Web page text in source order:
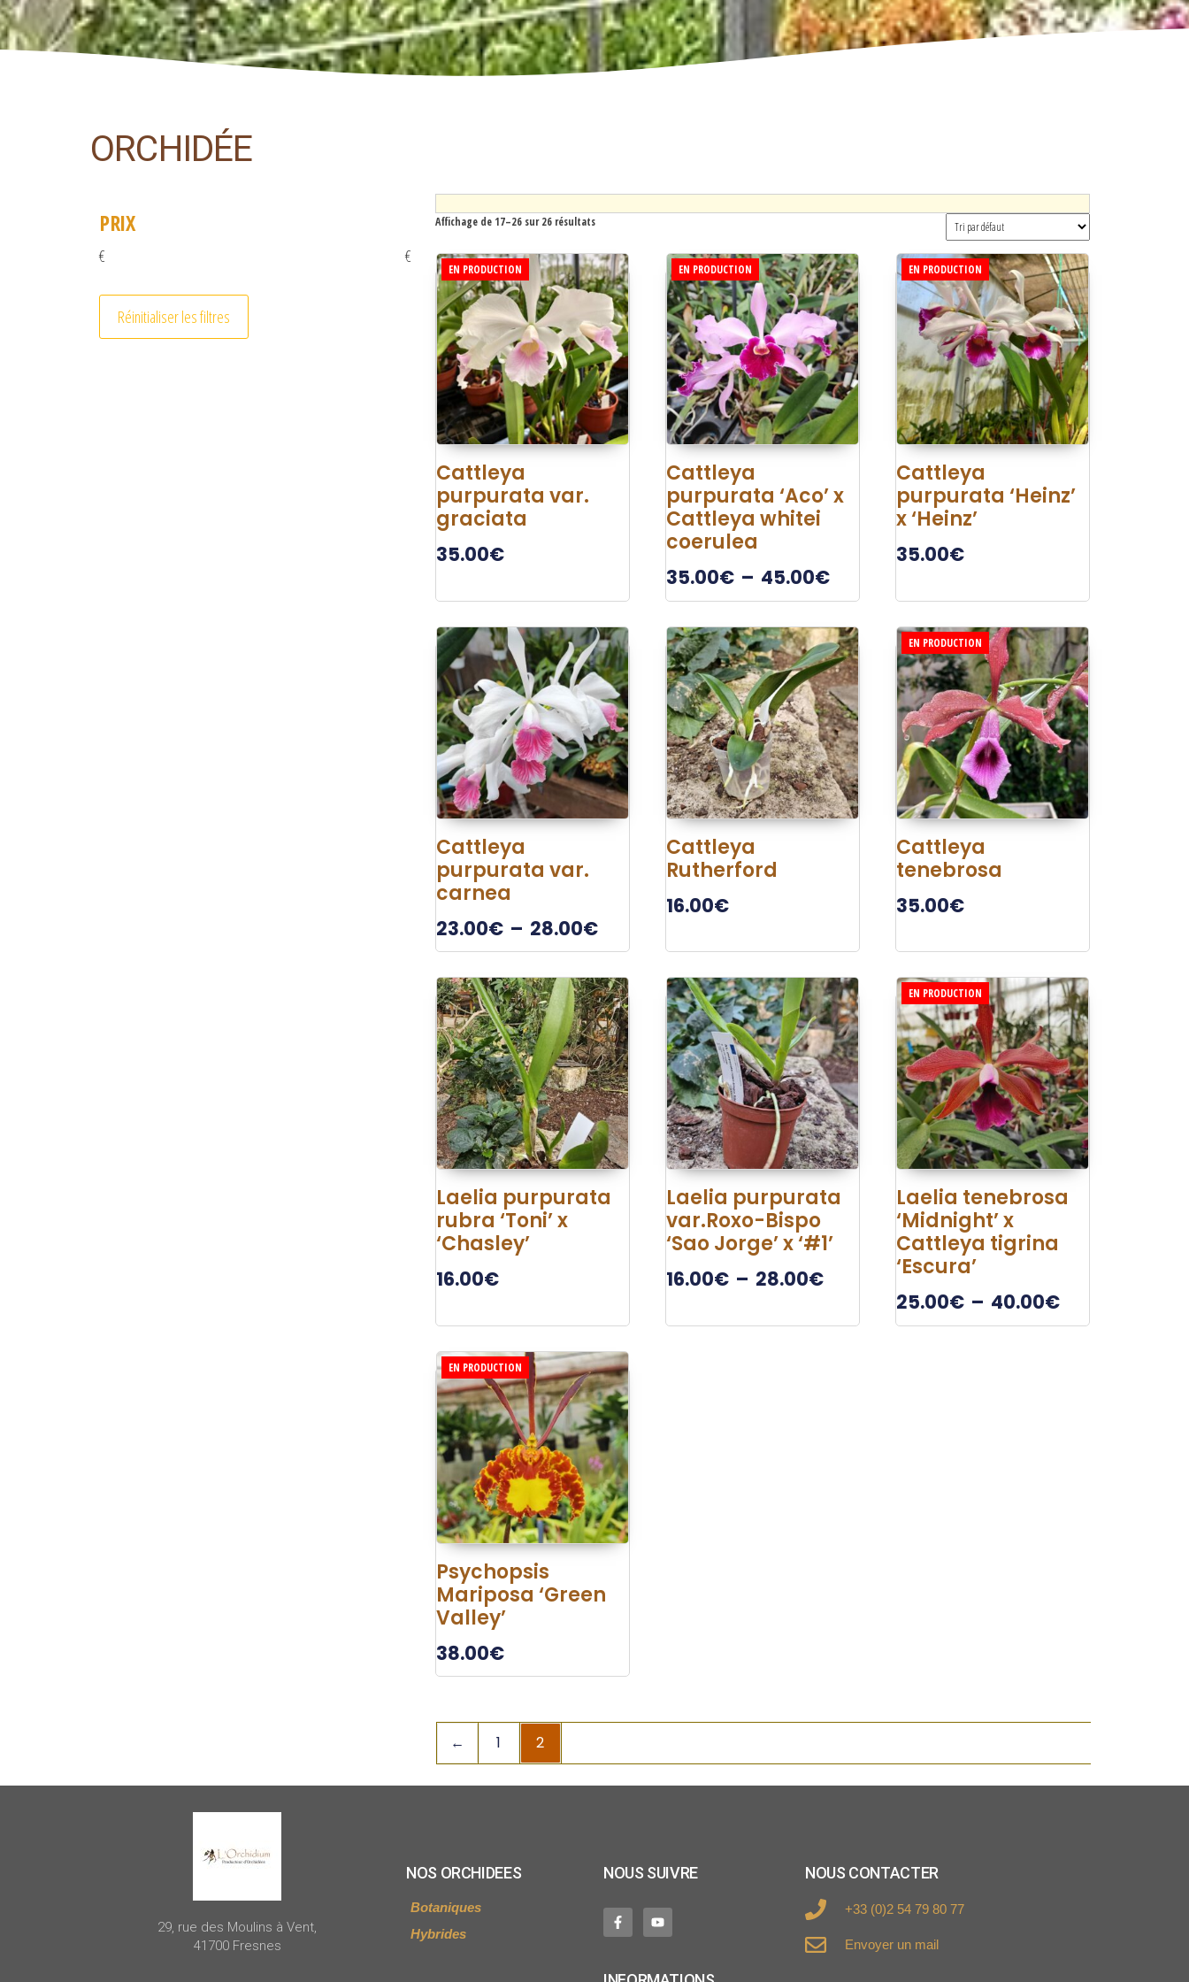
ORCHIDÉE
PRIX
€ €
Réinitialiser les filtres
Affichage de 17–26 sur 26 résultats
EN PRODUCTION
Cattleya
purpurata var.
graciata
35.00€
EN PRODUCTION
Cattleya
purpurata ‘Aco’ x
Cattleya whitei
coerulea
35.00€ – 45.00€
EN PRODUCTION
Cattleya
purpurata ‘Heinz’
x ‘Heinz’
35.00€
Cattleya
purpurata var.
carnea
23.00€ – 28.00€
Cattleya
Rutherford
16.00€
EN PRODUCTION
Cattleya
tenebrosa
35.00€
Laelia purpurata
rubra ‘Toni’ x
‘Chasley’
16.00€
Laelia purpurata
var.Roxo-Bispo
‘Sao Jorge’ x ‘#1’
16.00€ – 28.00€
EN PRODUCTION
Laelia tenebrosa
‘Midnight’ x
Cattleya tigrina
‘Escura’
25.00€ – 40.00€
EN PRODUCTION
Psychopsis
Mariposa ‘Green
Valley’
38.00€
← 1 2
29, rue des Moulins à Vent,
41700 Fresnes
NOS ORCHIDEES
Botaniques
Hybrides
NOUS SUIVRE NOUS CONTACTER
+33 (0)2 54 79 80 77
Envoyer un mail